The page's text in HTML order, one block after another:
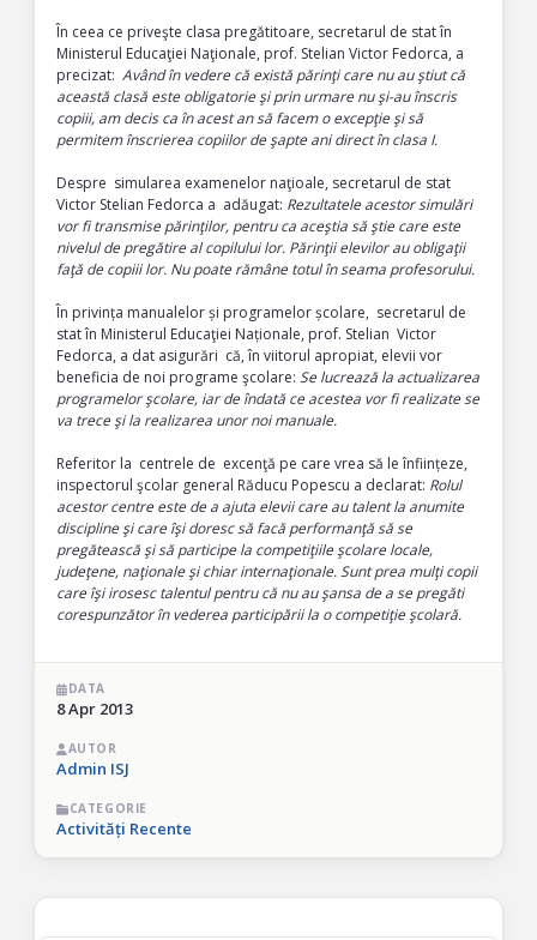
În ceea ce priveşte clasa pregătitoare, secretarul de stat în
Ministerul Educaţiei Naţionale, prof. Stelian Victor Fedorca, a
precizat: Având în vedere că există părinţi care nu au ştiut că
această clasă este obligatorie şi prin urmare nu şi-au înscris
copiii, am decis ca în acest an să facem o excepţie şi să
permitem înscrierea copiilor de şapte ani direct în clasa I.
Despre simularea examenelor naţioale, secretarul de stat
Victor Stelian Fedorca a adăugat: Rezultatele acestor simulări
vor fi transmise părinţilor, pentru ca aceştia să ştie care este
nivelul de pregătire al copilului lor. Părinţii elevilor au obligaţii
faţă de copiii lor. Nu poate rămâne totul în seama profesorului.
În privința manualelor și programelor școlare, secretarul de
stat în Ministerul Educaţiei Naționale, prof. Stelian Victor
Fedorca, a dat asigurări că, în viitorul apropiat, elevii vor
beneficia de noi programe şcolare: Se lucrează la actualizarea
programelor şcolare, iar de îndată ce acestea vor fi realizate se
va trece şi la realizarea unor noi manuale.
Referitor la centrele de excenţă pe care vrea să le înființeze,
inspectorul şcolar general Răducu Popescu a declarat: Rolul
acestor centre este de a ajuta elevii care au talent la anumite
discipline şi care îşi doresc să facă performanţă să se
pregătească şi să participe la competiţiile şcolare locale,
judeţene, naţionale şi chiar internaţionale. Sunt prea mulţi copii
care îşi irosesc talentul pentru că nu au şansa de a se pregăti
corespunzător în vederea participării la o competiţie şcolară.
DATA
8 Apr 2013
AUTOR
Admin ISJ
CATEGORIE
Activități Recente